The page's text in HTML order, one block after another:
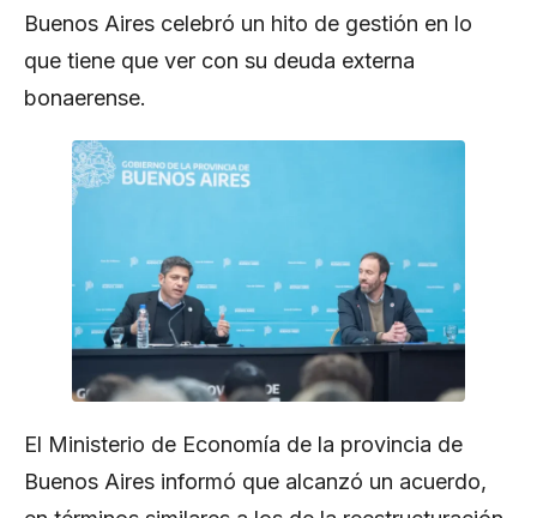
Buenos Aires celebró un hito de gestión en lo
que tiene que ver con su deuda externa
bonaerense.
El Ministerio de Economía de la provincia de
Buenos Aires informó que alcanzó un acuerdo,